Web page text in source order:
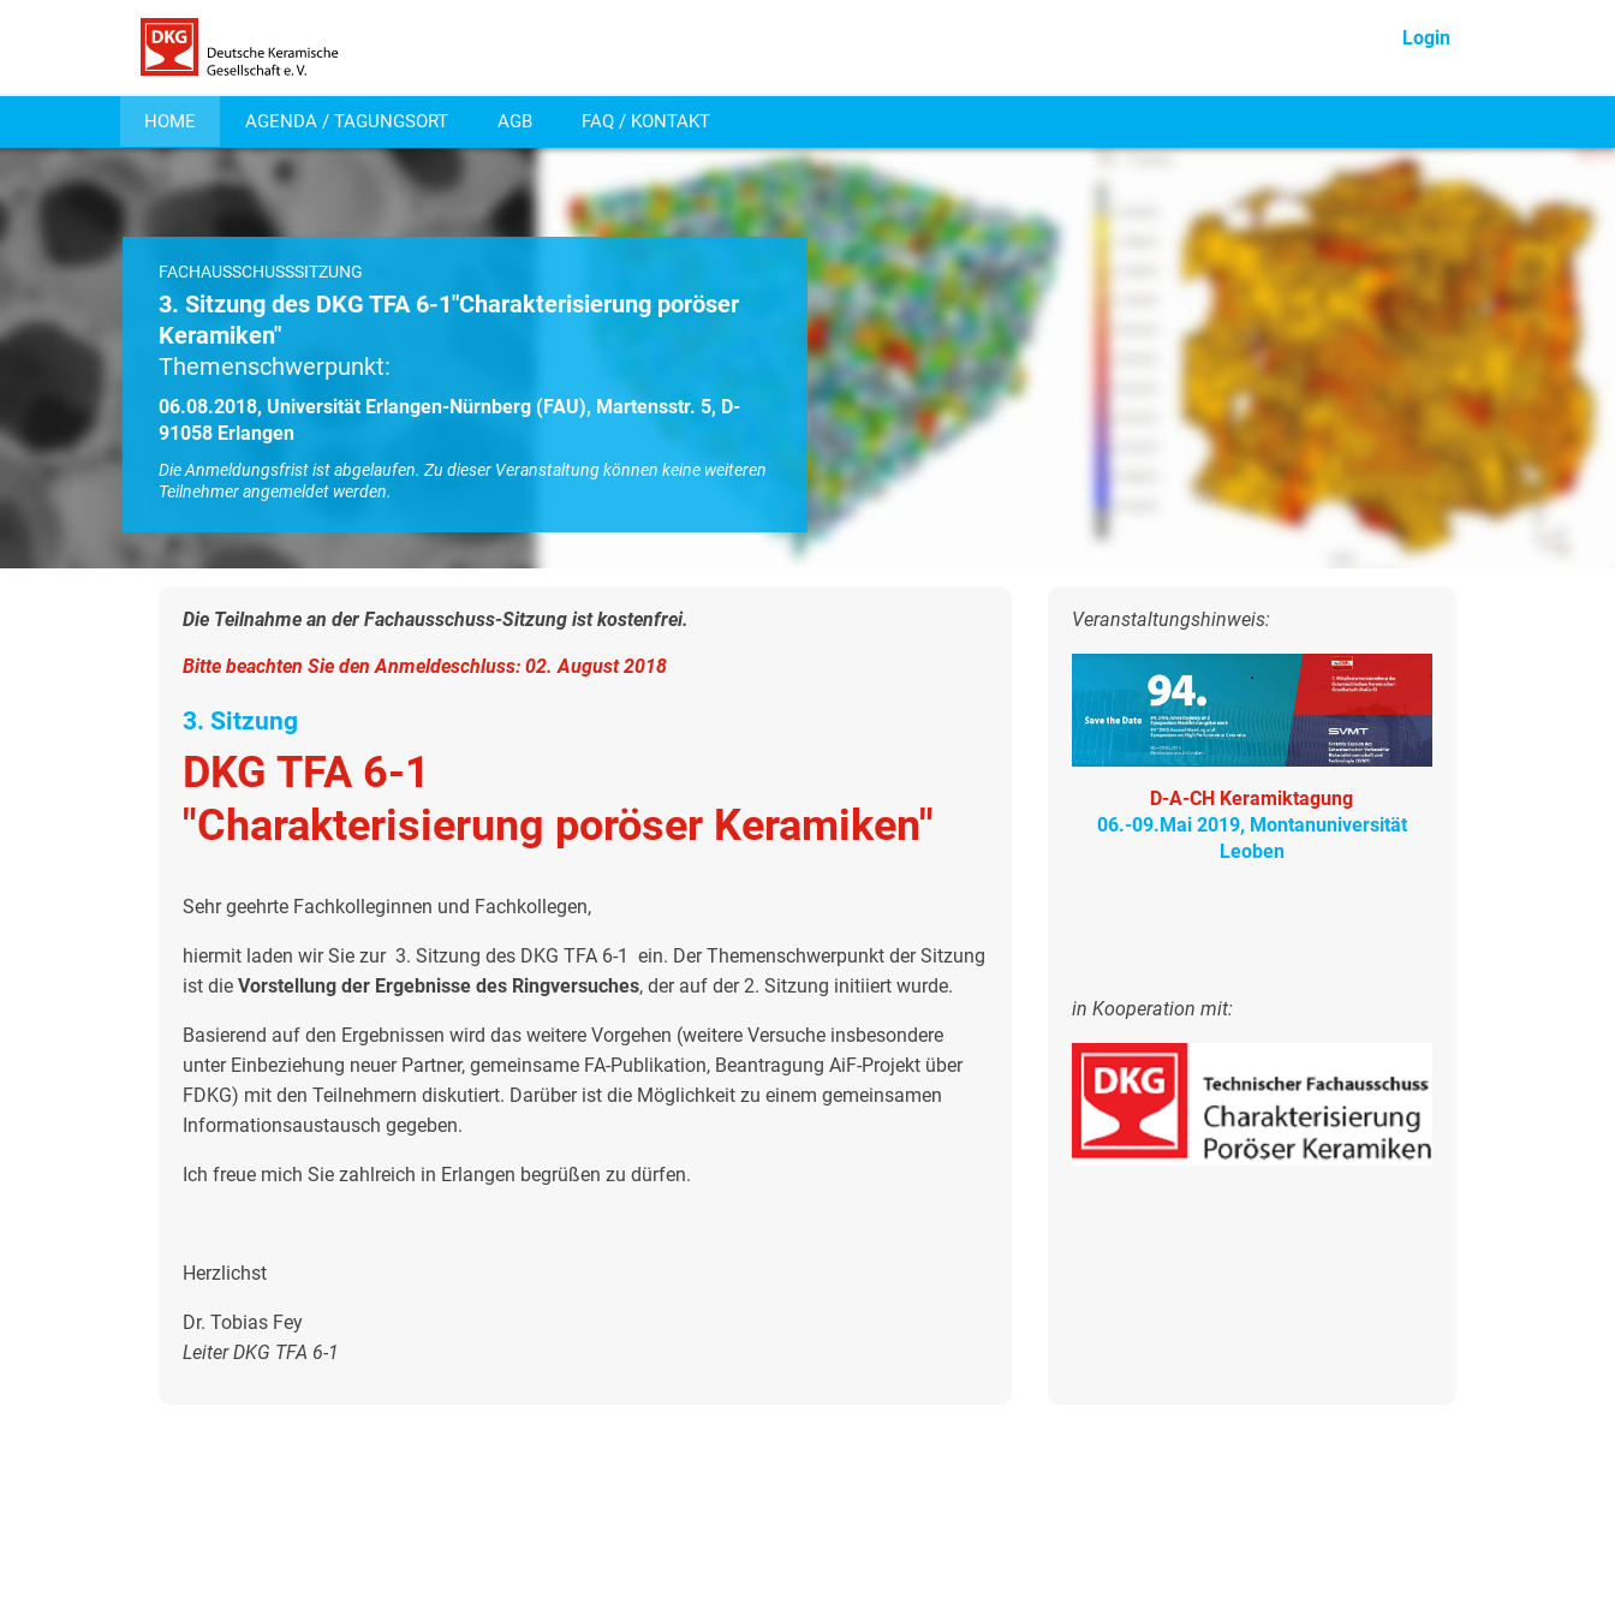
Login
HOME AGENDA / TAGUNGSORT AGB FAQ / KONTAKT
FACHAUSSCHUSSSITZUNG
3. Sitzung des DKG TFA 6-1"Charakterisierung poröser
Keramiken"
Themenschwerpunkt:
06.08.2018, Universität Erlangen-Nürnberg (FAU), Martensstr. 5, D-
91058 Erlangen
Die Anmeldungsfrist ist abgelaufen. Zu dieser Veranstaltung können keine weiteren
Teilnehmer angemeldet werden.
Die Teilnahme an der Fachausschuss-Sitzung ist kostenfrei.
Bitte beachten Sie den Anmeldeschluss: 02. August 2018
3. Sitzung
DKG TFA 6-1
"Charakterisierung poröser Keramiken"
Sehr geehrte Fachkolleginnen und Fachkollegen,
hiermit laden wir Sie zur 3. Sitzung des DKG TFA 6-1 ein. Der Themenschwerpunkt der Sitzung
ist die Vorstellung der Ergebnisse des Ringversuches, der auf der 2. Sitzung initiiert wurde.
Basierend auf den Ergebnissen wird das weitere Vorgehen (weitere Versuche insbesondere
unter Einbeziehung neuer Partner, gemeinsame FA-Publikation, Beantragung AiF-Projekt über
FDKG) mit den Teilnehmern diskutiert. Darüber ist die Möglichkeit zu einem gemeinsamen
Informationsaustausch gegeben.
Ich freue mich Sie zahlreich in Erlangen begrüßen zu dürfen.
Herzlichst
Dr. Tobias Fey
Leiter DKG TFA 6-1
Veranstaltungshinweis:
D-A-CH Keramiktagung
06.-09.Mai 2019, Montanuniversität
Leoben
in Kooperation mit: